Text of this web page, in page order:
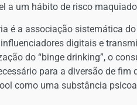
a um hábito de risco
é a associação sistemática
digitais e
do “binge drinking”, o
para a diversão de fim
como uma substância